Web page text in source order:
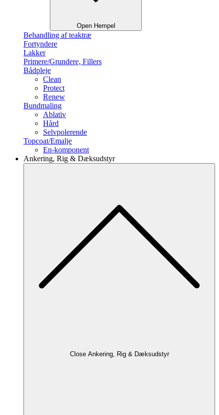
Open Hempel
Behandling af teaktræ
Fortyndere
Lakker
Primere/Grundere, Fillers
Bådpleje
Clean
Protect
Renew
Bundmaling
Ablativ
Hård
Selvpolerende
Topcoat/Emalje
En-komponent
Ankering, Rig & Dæksudstyr
Close Ankering, Rig & Dæksudstyr